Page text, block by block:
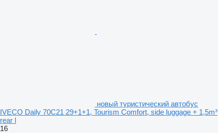
новый туристический автобус
IVECO Daily 70C21 29+1+1, Tourism Comfort, side luggage + 1,5m³
rear l
16